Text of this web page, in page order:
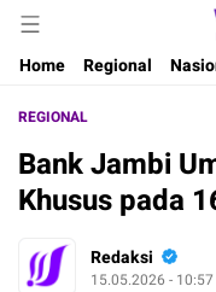
Home
Regional
REGIONAL
Bank Jambi
Khusus pada
Redaksi
15.05.2026 - 10:57